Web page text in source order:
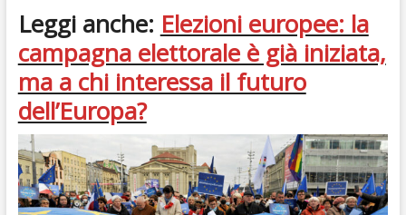
Leggi anche: Elezioni europee: la
campagna elettorale è già iniziata,
ma a chi interessa il futuro
dell’Europa?